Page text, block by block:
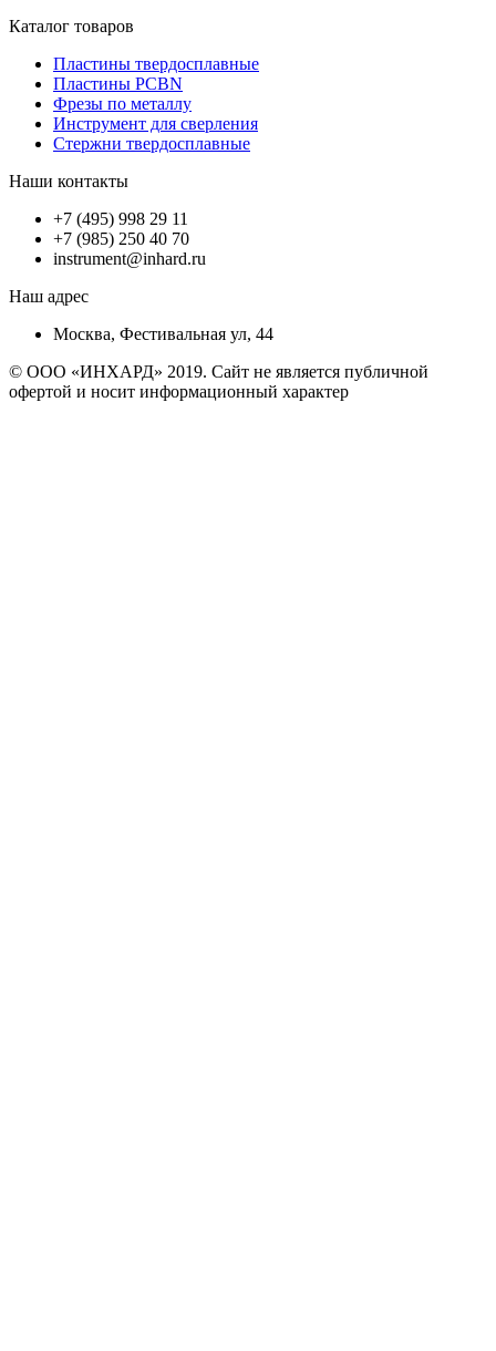
Каталог товаров
Пластины твердосплавные
Пластины PCBN
Фрезы по металлу
Инструмент для сверления
Стержни твердосплавные
Наши контакты
+7 (495) 998 29 11
+7 (985) 250 40 70
instrument@inhard.ru
Наш адрес
Москва, Фестивальная ул, 44
© ООО «ИНХАРД» 2019. Сайт не является публичной
офертой и носит информационный характер